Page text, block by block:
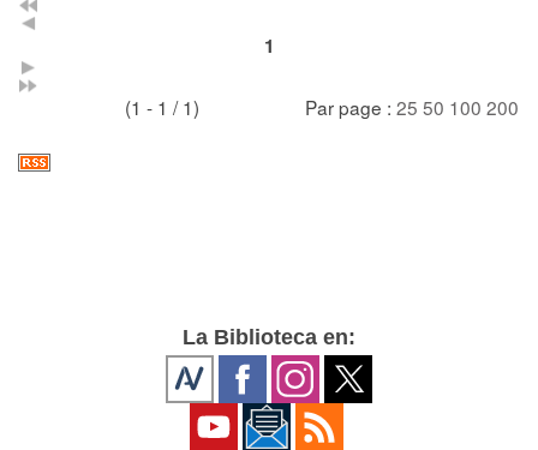
1
(1 - 1 / 1) Par page : 25 50 100 200
La Biblioteca en: